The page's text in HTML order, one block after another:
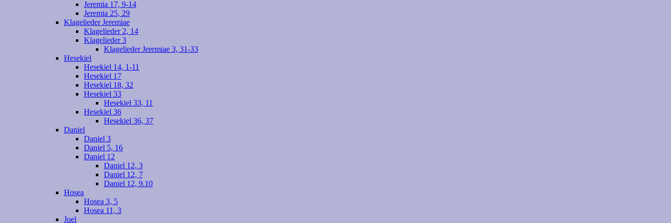
Jeremia 17, 9-14
Jeremia 25, 29
Klagelieder Jeremiae
Klagelieder 2, 14
Klagelieder 3
Klagelieder Jeremiae 3, 31-33
Hesekiel
Hesekiel 14, 1-11
Hesekiel 17
Hesekiel 18, 32
Hesekiel 33
Hesekiel 33, 11
Hesekiel 36
Hesekiel 36, 37
Daniel
Daniel 3
Daniel 5, 16
Daniel 12
Daniel 12, 3
Daniel 12, 7
Daniel 12, 9.10
Hosea
Hosea 3, 5
Hosea 11, 3
Joel